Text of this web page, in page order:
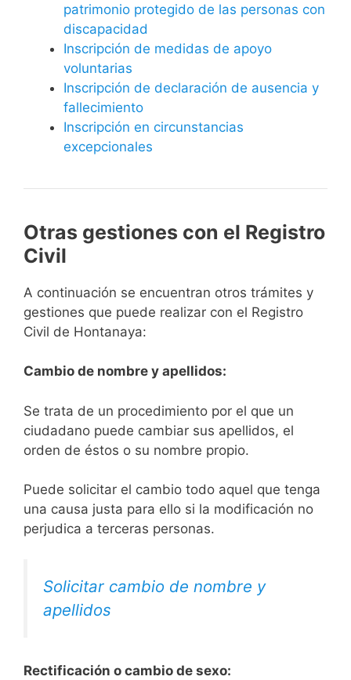
patrimonio protegido de las personas con
discapacidad
Inscripción de medidas de apoyo
voluntarias
Inscripción de declaración de ausencia y
fallecimiento
Inscripción en circunstancias
excepcionales
Otras gestiones con el Registro
Civil
A continuación se encuentran otros trámites y
gestiones que puede realizar con el Registro
Civil de Hontanaya:
Cambio de nombre y apellidos:
Se trata de un procedimiento por el que un
ciudadano puede cambiar sus apellidos, el
orden de éstos o su nombre propio.
Puede solicitar el cambio todo aquel que tenga
una causa justa para ello si la modificación no
perjudica a terceras personas.
Solicitar cambio de nombre y
apellidos
Rectificación o cambio de sexo: